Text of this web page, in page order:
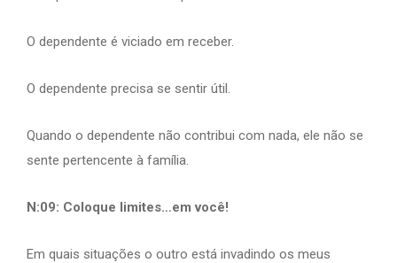
O dependente é viciado em receber.
O dependente precisa se sentir útil.
Quando o dependente não contribui com nada, ele não se
sente pertencente à família.
N:09: Coloque limites…em você!
Em quais situações o outro está invadindo os meus